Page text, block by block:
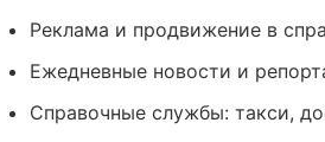
Реклама и продвижение в
Ежедневные новости и
Справочные службы: такси,